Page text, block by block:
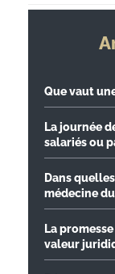
Que vaut
La journée
salariés ou
Dans
médecine
La
valeur